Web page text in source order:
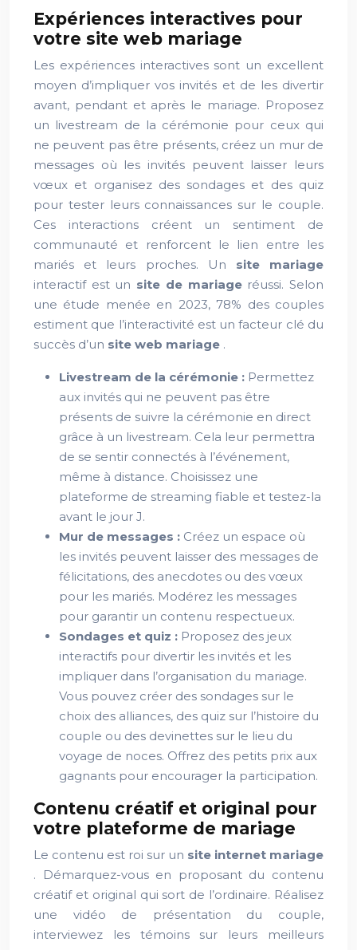
Expériences interactives pour
votre site web mariage
Les expériences interactives sont un excellent
moyen d’impliquer vos invités et de les divertir
avant, pendant et après le mariage. Proposez
un livestream de la cérémonie pour ceux qui
ne peuvent pas être présents, créez un mur de
messages où les invités peuvent laisser leurs
vœux et organisez des sondages et des quiz
pour tester leurs connaissances sur le couple.
Ces interactions créent un sentiment de
communauté et renforcent le lien entre les
mariés et leurs proches. Un site mariage
interactif est un site de mariage réussi. Selon
une étude menée en 2023, 78% des couples
estiment que l’interactivité est un facteur clé du
succès d’un site web mariage .
Livestream de la cérémonie : Permettez
aux invités qui ne peuvent pas être
présents de suivre la cérémonie en direct
grâce à un livestream. Cela leur permettra
de se sentir connectés à l’événement,
même à distance. Choisissez une
plateforme de streaming fiable et testez-la
avant le jour J.
Mur de messages : Créez un espace où
les invités peuvent laisser des messages de
félicitations, des anecdotes ou des vœux
pour les mariés. Modérez les messages
pour garantir un contenu respectueux.
Sondages et quiz : Proposez des jeux
interactifs pour divertir les invités et les
impliquer dans l’organisation du mariage.
Vous pouvez créer des sondages sur le
choix des alliances, des quiz sur l’histoire du
couple ou des devinettes sur le lieu du
voyage de noces. Offrez des petits prix aux
gagnants pour encourager la participation.
Contenu créatif et original pour
votre plateforme de mariage
Le contenu est roi sur un site internet mariage
. Démarquez-vous en proposant du contenu
créatif et original qui sort de l’ordinaire. Réalisez
une vidéo de présentation du couple,
interviewez les témoins sur leurs meilleurs